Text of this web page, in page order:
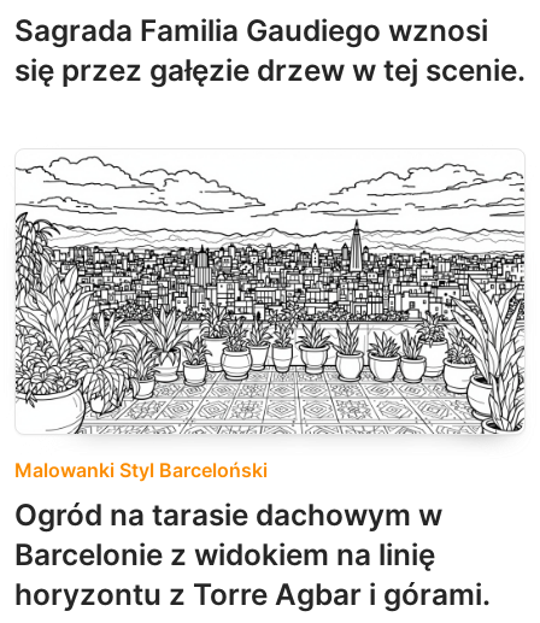
Sagrada Familia Gaudiego wznosi
się przez gałęzie drzew w tej scenie.
Malowanki Styl Barceloński
Ogród na tarasie dachowym w
Barcelonie z widokiem na linię
horyzontu z Torre Agbar i górami.